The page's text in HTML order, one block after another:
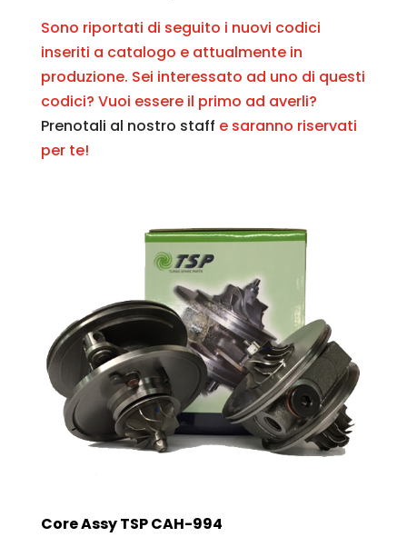
Sono riportati di seguito i nuovi codici
inseriti a catalogo e attualmente in
produzione. Sei interessato ad uno di questi
codici? Vuoi essere il primo ad averli?
Prenotali al nostro staff e saranno riservati
per te!
Core Assy TSP CAH-994